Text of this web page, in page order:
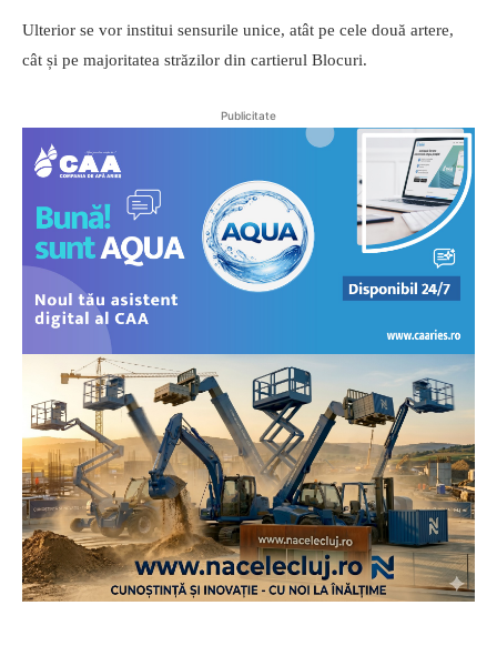
Ulterior se vor institui sensurile unice, atât pe cele două artere,
cât și pe majoritatea străzilor din cartierul Blocuri.
Publicitate